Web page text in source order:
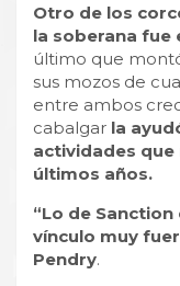
Otro de los
la soberana fue
último que
sus mozos de
entre ambos
cabalgar la
actividades que
últimos años.
“Lo de
vínculo muy
Pendry.